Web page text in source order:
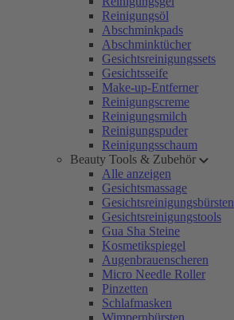
Reinigungsöl
Abschminkpads
Abschminktücher
Gesichtsreinigungssets
Gesichtsseife
Make-up-Entferner
Reinigungscreme
Reinigungsmilch
Reinigungspuder
Reinigungsschaum
Beauty Tools & Zubehör
Alle anzeigen
Gesichtsmassage
Gesichtsreinigungsbürsten
Gesichtsreinigungstools
Gua Sha Steine
Kosmetikspiegel
Augenbrauenscheren
Micro Needle Roller
Pinzetten
Schlafmasken
Wimpernbürsten